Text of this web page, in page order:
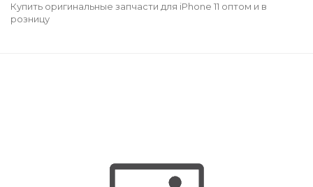
Купить оригинальные запчасти для iPhone 11 оптом и в
розницу